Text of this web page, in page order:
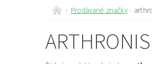
KONTAKTY
Prodávané značky
ARTHRONIS